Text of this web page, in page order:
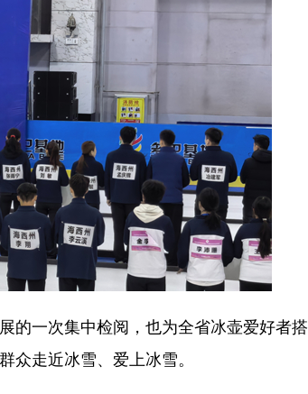
一次集中检阅，也为全省冰壶爱好者搭
走近冰雪、爱上冰雪。